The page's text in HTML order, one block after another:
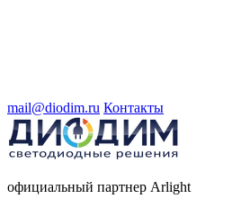
mail@diodim.ru Контакты
официальный партнер Arlight